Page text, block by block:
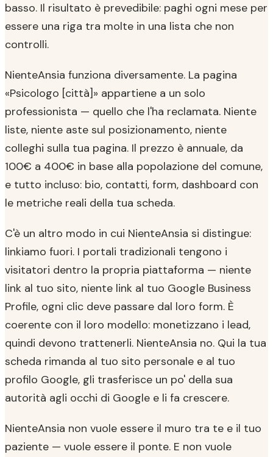
basso. Il risultato è prevedibile: paghi ogni mese per
essere una riga tra molte in una lista che non
controlli.
NienteAnsia funziona diversamente. La pagina
«Psicologo [città]» appartiene a un solo
professionista — quello che l'ha reclamata. Niente
liste, niente aste sul posizionamento, niente
colleghi sulla tua pagina. Il prezzo è annuale, da
100€ a 400€ in base alla popolazione del comune,
e tutto incluso: bio, contatti, form, dashboard con
le metriche reali della tua scheda.
C'è un altro modo in cui NienteAnsia si distingue:
linkiamo fuori. I portali tradizionali tengono i
visitatori dentro la propria piattaforma — niente
link al tuo sito, niente link al tuo Google Business
Profile, ogni clic deve passare dal loro form. È
coerente con il loro modello: monetizzano i lead,
quindi devono trattenerli. NienteAnsia no. Qui la tua
scheda rimanda al tuo sito personale e al tuo
profilo Google, gli trasferisce un po' della sua
autorità agli occhi di Google e li fa crescere.
NienteAnsia non vuole essere il muro tra te e il tuo
paziente — vuole essere il ponte. E non vuole